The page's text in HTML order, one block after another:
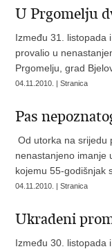
U Prgomelju
Između 31. listopada
provalio u
Prgomelju, grad
04.11.2010. | Stranica
Pas
Od utorka na srijedu
nenastanjeno imanje
kojemu 55-godišnjak
04.11.2010. | Stranica
Ukradeni
Između 30. listopada